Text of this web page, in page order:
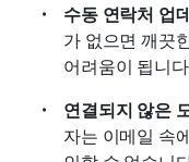
수동 연락처 업
가 없으면 깨끗
어려움이 됩니
연결되지 않은
자는 이메일 속